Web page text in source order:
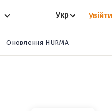
Укр Увійти
Оновлення HURMA